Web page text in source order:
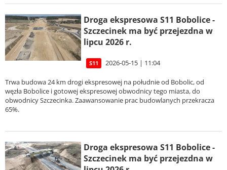
Droga ekspresowa S11 Bobolice -
Szczecinek ma być przejezdna w
lipcu 2026 r.
S11 2026-05-15 | 11:04
Trwa budowa 24 km drogi ekspresowej na południe od Bobolic, od
węzła Bobolice i gotowej ekspresowej obwodnicy tego miasta, do
obwodnicy Szczecinka. Zaawansowanie prac budowlanych przekracza
65%.
Droga ekspresowa S11 Bobolice -
Szczecinek ma być przejezdna w